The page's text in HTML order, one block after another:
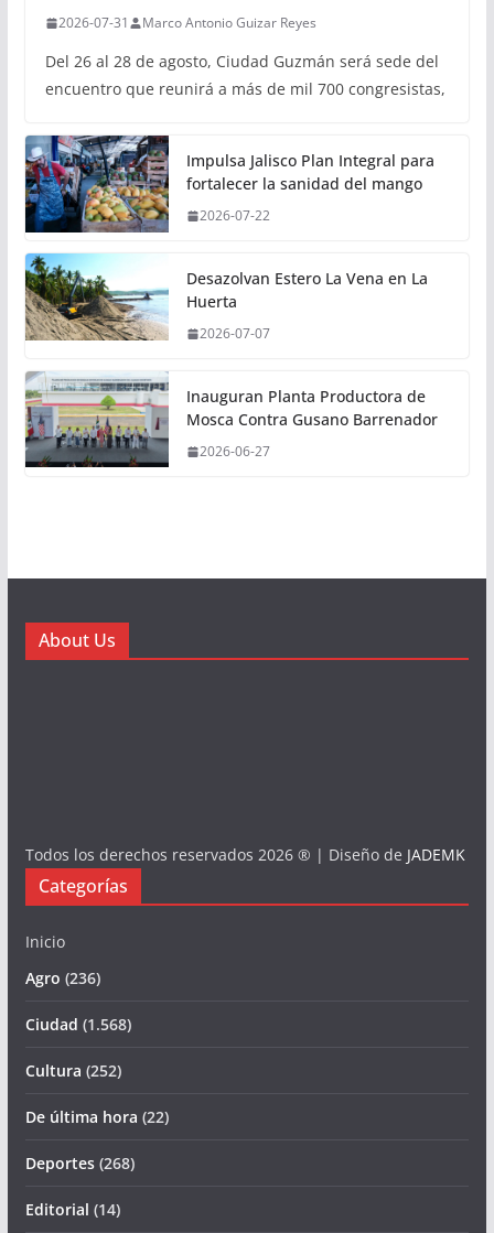
2026-07-31 Marco Antonio Guizar Reyes
Del 26 al 28 de agosto, Ciudad Guzmán será sede del
encuentro que reunirá a más de mil 700 congresistas,
Impulsa Jalisco Plan Integral para
fortalecer la sanidad del mango
2026-07-22
Desazolvan Estero La Vena en La
Huerta
2026-07-07
Inauguran Planta Productora de
Mosca Contra Gusano Barrenador
2026-06-27
About Us
Todos los derechos reservados 2026 ® | Diseño de JADEMK
Categorías
Inicio
Agro (236)
Ciudad (1.568)
Cultura (252)
De última hora (22)
Deportes(268)
Editorial (14)